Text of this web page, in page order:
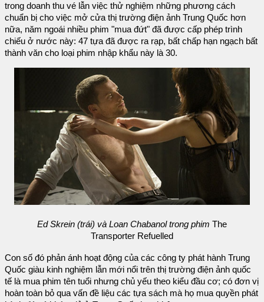
trong doanh thu vé lẫn việc thử nghiệm những phương cách
chuẩn bị cho việc mở cửa thị trường điện ảnh Trung Quốc hơn
nữa, năm ngoái nhiều phim "mua đứt" đã được cấp phép trình
chiếu ở nước này: 47 tựa đã được ra rạp, bất chấp hạn ngạch bất
thành văn cho loại phim nhập khẩu này là 30.
Ed Skrein (trái) và Loan Chabanol trong phim The
Transporter Refuelled
Con số đó phản ánh hoạt động của các công ty phát hành Trung
Quốc giàu kinh nghiệm lẫn mới nổi trên thị trường điện ảnh quốc
tế là mua phim tên tuổi nhưng chủ yếu theo kiểu đầu cơ; có đơn vị
hoàn toàn bỏ qua vấn đề liệu các tựa sách mà họ mua quyền phát